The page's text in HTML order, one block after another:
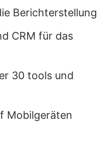
Berichterstellung
CRM für das
30 tools und
Mobilgeräten